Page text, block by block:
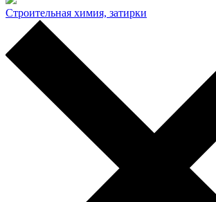
Строительная химия, затирки